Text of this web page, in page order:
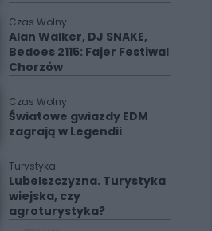
Czas Wolny
Alan Walker, DJ SNAKE,
Bedoes 2115: Fajer Festiwal
Chorzów
Czas Wolny
Światowe gwiazdy EDM
zagrają w Legendii
Turystyka
Lubelszczyzna. Turystyka
wiejska, czy
agroturystyka?